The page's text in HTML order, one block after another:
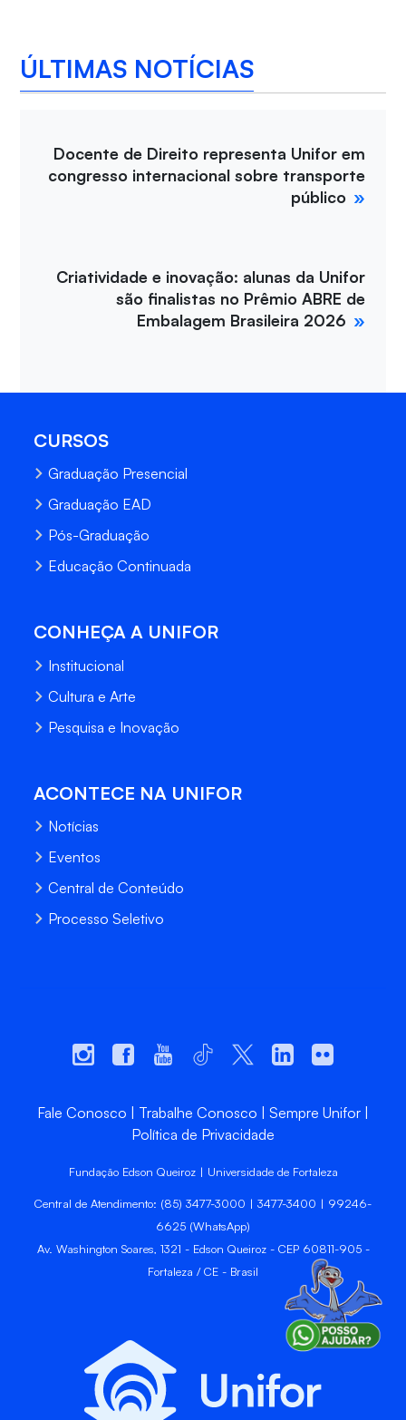
ÚLTIMAS NOTÍCIAS
Docente de Direito representa Unifor em
congresso internacional sobre transporte
público
Criatividade e inovação: alunas da Unifor
são finalistas no Prêmio ABRE de
Embalagem Brasileira 2026
CURSOS
Graduação Presencial
Graduação EAD
Pós-Graduação
Educação Continuada
CONHEÇA A UNIFOR
Institucional
Cultura e Arte
Pesquisa e Inovação
ACONTECE NA UNIFOR
Notícias
Eventos
Central de Conteúdo
Processo Seletivo
Fale Conosco Trabalhe Conosco
Sempre Unifor
Política de Privacidade
Fundação Edson Queiroz | Universidade de Fortaleza
Central de Atendimento: (85) 3477-3000 | 3477-3400 | 99246-
6625 (WhatsApp)
Av. Washington Soares, 1321 - Edson Queiroz - CEP 60811-905 -
Fortaleza / CE - Brasil